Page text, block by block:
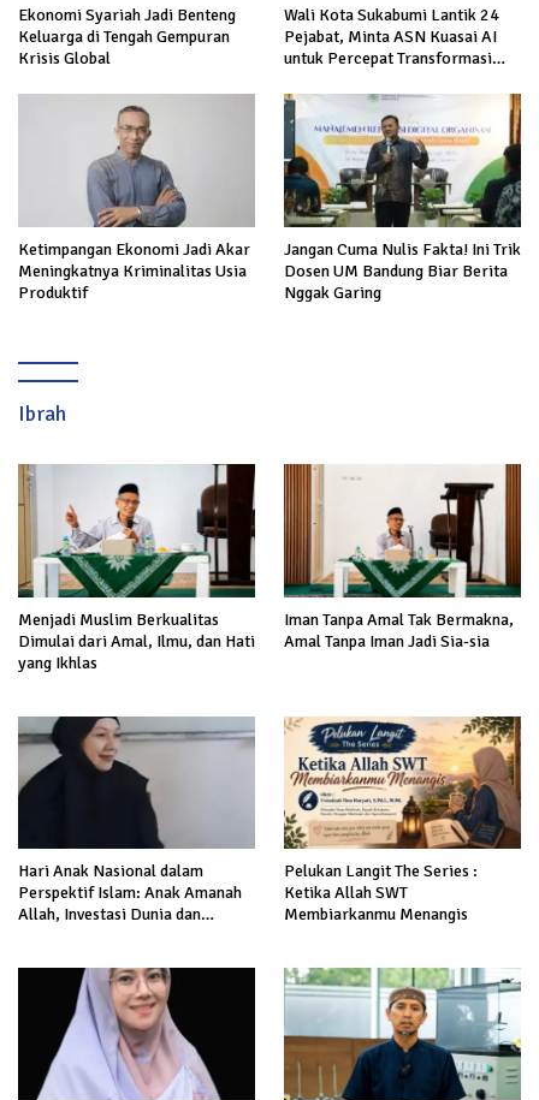
Ekonomi Syariah Jadi Benteng
Keluarga di Tengah Gempuran
Krisis Global
Wali Kota Sukabumi Lantik 24
Pejabat, Minta ASN Kuasai AI
untuk Percepat Transformasi
Ketimpangan Ekonomi Jadi Akar
Meningkatnya Kriminalitas Usia
Produktif
Jangan Cuma Nulis Fakta! Ini Trik
Dosen UM Bandung Biar Berita
Nggak Garing
Ibrah
Menjadi Muslim Berkualitas
Dimulai dari Amal, Ilmu, dan Hati
yang Ikhlas
Iman Tanpa Amal Tak Bermakna,
Amal Tanpa Iman Jadi Sia-sia
Hari Anak Nasional dalam
Perspektif Islam: Anak Amanah
Allah, Investasi Dunia dan
Pelukan Langit The Series :
Ketika Allah SWT
Membiarkanmu Menangis